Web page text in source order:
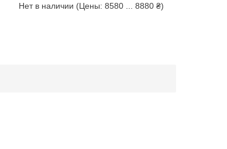
Нет в наличии (Цены: 8580 ... 8880 ₴)